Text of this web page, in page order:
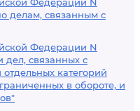
делам, связанным с
Федерации N
дел, связанных с
категорий
в обороте, и